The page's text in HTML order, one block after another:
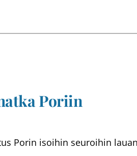
Poriin
Porin isoihin seuroihin